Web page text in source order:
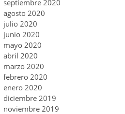
septiembre 2020
agosto 2020
julio 2020
junio 2020
mayo 2020
abril 2020
marzo 2020
febrero 2020
enero 2020
diciembre 2019
noviembre 2019